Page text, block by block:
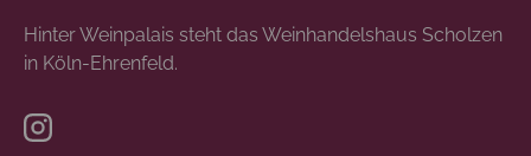
Hinter Weinpalais steht das Weinhandelshaus Scholzen
in Köln-Ehrenfeld.
Instagram